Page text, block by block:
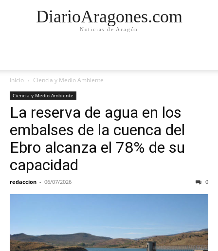
DiarioAragones.com
Noticias de Aragón
Inicio Ciencia y Medio Ambiente
Ciencia y Medio Ambiente
La reserva de agua en los
embalses de la cuenca del
Ebro alcanza el 78% de su
capacidad
redaccion - 06/07/2026 0